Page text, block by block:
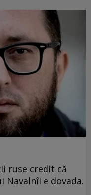
ruse credit că
Navalnîi e dovada.